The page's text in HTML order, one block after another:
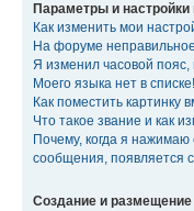
Параметры и настройки
Как изменить мои
На форуме
Я изменил часовой
Моего языка нет в списке!
Как поместить картинку
Что такое звание и как
Почему, когда я нажимаю
сообщения, появляется
Создание и